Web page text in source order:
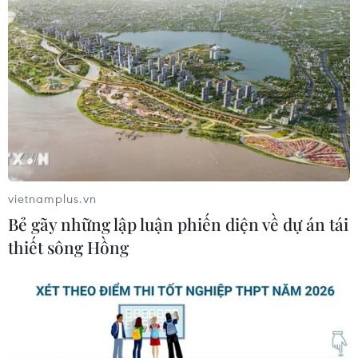
Quảng Trị: Mưa lớn gây ngập cục bộ,
tiềm ẩn nguy cơ lũ quét, sạt lở đất
09/08/2026 09:37
Từ 10-11/8, Bắc Bộ và Trung Bộ có
nơi nắng nóng gay gắt trên 37 độ C
09/08/2026 07:57
Cháy rừng nghiêm trọng tại Canada,
cảnh báo lũ quét ở Đông Nam nước
vietnamplus.vn
Bẻ gãy những lập luận phiến diện về dự án tái
thiết sông Hồng